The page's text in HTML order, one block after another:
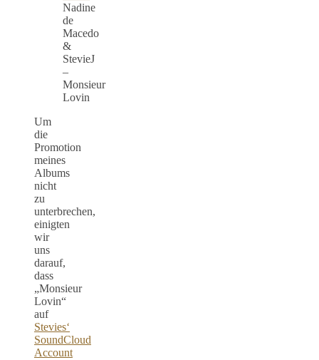
Nadine
de
Macedo
&
StevieJ
–
Monsieur
Lovin
Um
die
Promotion
meines
Albums
nicht
zu
unterbrechen,
einigten
wir
uns
darauf,
dass
„Monsieur
Lovin“
auf
Stevies‘
SoundCloud
Account